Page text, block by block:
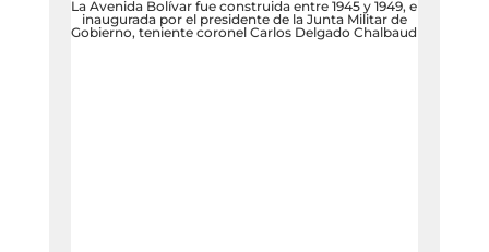
La Avenida Bolívar fue construida entre 1945 y 1949, e
inaugurada por el presidente de la Junta Militar de
Gobierno, teniente coronel Carlos Delgado Chalbaud